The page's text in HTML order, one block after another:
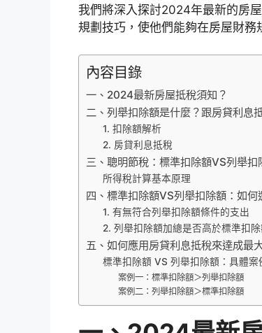
我們將深入探討2024年最新的房
規劃技巧，使他們能夠在房屋財務
內容目錄
一、2024最新房屋抵稅須知？
二、列舉扣除額是什麼？跟房貸利息
1. 扣除額解析
2. 房貸利息抵稅
三、聰明節稅：標準扣除額VS列舉扣
所得稅計算基本原理
四、標準扣除額VS列舉扣除額：如何
1. 有無符合列舉扣除額條件的支出
2. 列舉扣除額加總是否高於標準扣
五、如何應用房貸利息抵稅來達成最
標準扣除額 VS 列舉扣除額：具體案
案例一：標準扣除額＞列舉扣除額
案例二：列舉扣除額＞標準扣除額